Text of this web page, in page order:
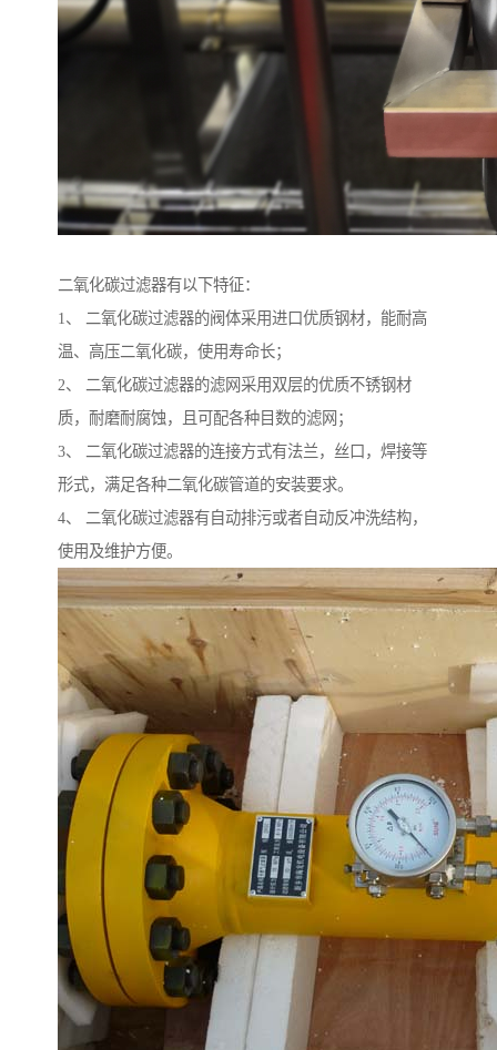
二氧化碳过滤器有以下特征：
1、 二氧化碳过滤器的阀体采用进口优质钢材，能耐高
温、高压二氧化碳，使用寿命长；
2、 二氧化碳过滤器的滤网采用双层的优质不锈钢材
质，耐磨耐腐蚀，且可配各种目数的滤网；
3、 二氧化碳过滤器的连接方式有法兰，丝口，焊接等
形式，满足各种二氧化碳管道的安装要求。
4、 二氧化碳过滤器有自动排污或者自动反冲洗结构，
使用及维护方便。